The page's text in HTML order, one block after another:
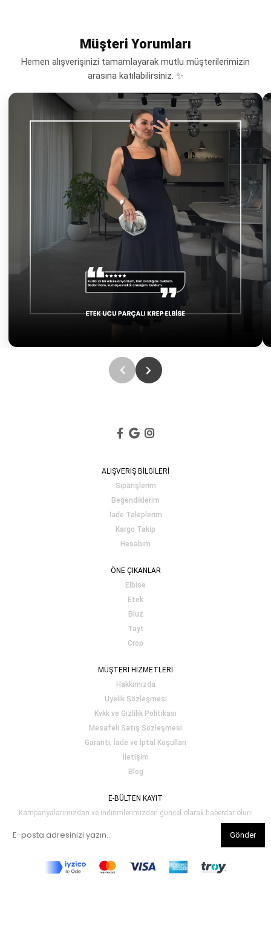
Müşteri Yorumları
Hemen alışverişinizi tamamlayarak mutlu müşterilerimizin
arasına katılabilirsiniz. ✨
ALIŞVERİŞ BİLGİLERİ
Siparişlerim
Beğendiklerim
İade Taleplerim
Kargo Takip
Hesabım
ÖNE ÇIKANLAR
Elbise
Etek
Bluz
Tayt
Crop
MÜŞTERİ HİZMETLERİ
Hakkımızda
Üyelik Sözleşmesi
Kvkk ve Gizlilik Politikası
Mesafeli Satış Sözleşmesi
Garanti, İade ve İptal Koşulları
İletişim
Blog
E-BÜLTEN KAYIT
Kampanyalarımızdan ve indirimlerimizden güncel olarak haberdar olun!
Gönder